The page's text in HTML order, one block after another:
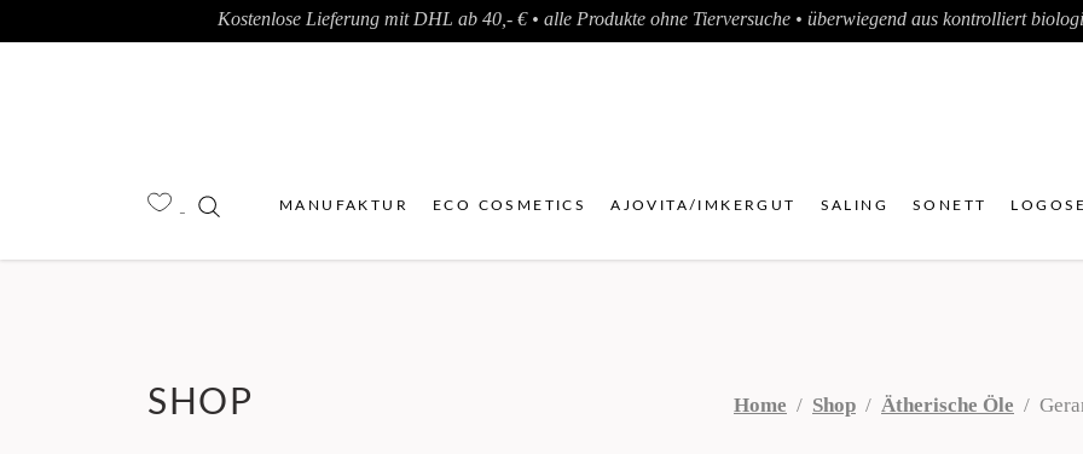
Kostenlose Lieferung mit DHL ab 40,- € • alle Produkte ohne Tierversuche • überwiegend aus kontrolliert
MANUFAKTUR ECO COSMETICS AJOVITA/IMKERGUT SALING SONETT
SHOP Home / Shop / Ätherische Öle /